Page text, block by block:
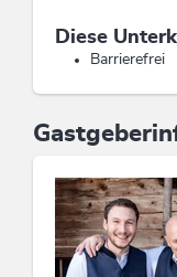
Diese
Barrierefrei